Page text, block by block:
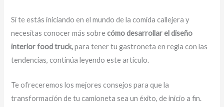
Si te estás iniciando en el mundo de la comida callejera y
necesitas conocer más sobrecómo desarrollar el diseño
interior food truck,para tener tu gastroneta en regla con las
tendencias, continúa leyendo este artículo.
Te ofreceremos los mejores consejos para que la
transformación de tu camioneta sea un éxito, de inicio a fin.